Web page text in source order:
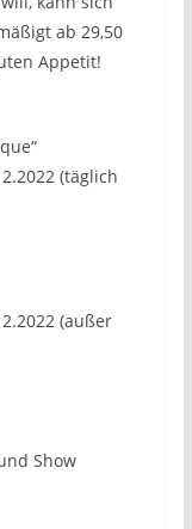
ab 29,50
Appetit!
(täglich
(außer
Show